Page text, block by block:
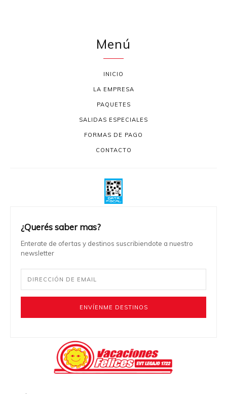
Menú
INICIO
LA EMPRESA
PAQUETES
SALIDAS ESPECIALES
FORMAS DE PAGO
CONTACTO
¿Querés saber mas?
Enterate de ofertas y destinos suscribiendote a nuestro
newsletter
ENVÍENME DESTINOS